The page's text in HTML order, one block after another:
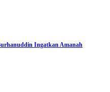
Ingatkan Amanah